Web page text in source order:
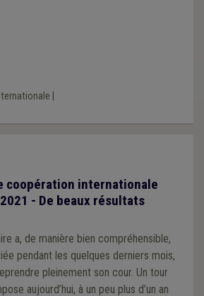
coopération internationale
- De beaux résultats
a, de manière bien compréhensible,
pendant les quelques derniers mois,
pleinement son cour. Un tour
aujourd’hui, à un peu plus d’un an